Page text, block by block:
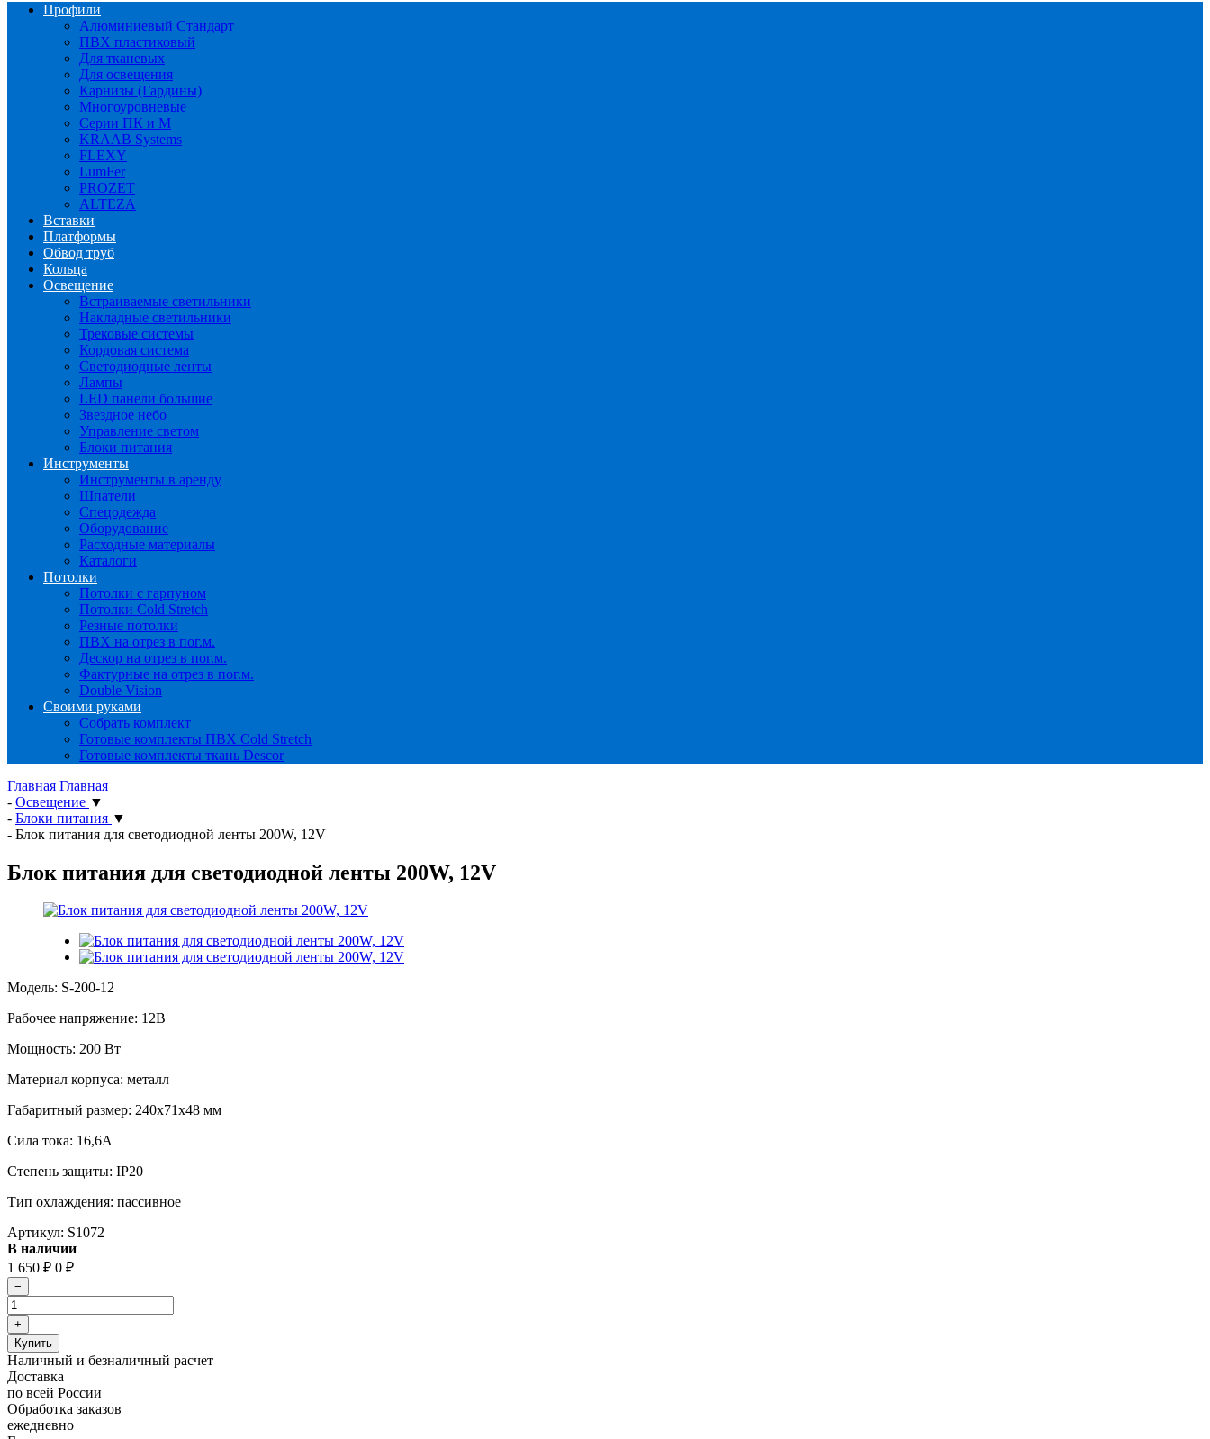
Профили
Алюминиевый Стандарт
ПВХ пластиковый
Для тканевых
Для освещения
Карнизы (Гардины)
Многоуровневые
Серии ПК и М
KRAAB Systems
FLEXY
LumFer
PROZET
ALTEZA
Вставки
Платформы
Обвод труб
Кольца
Освещение
Встраиваемые светильники
Накладные светильники
Трековые системы
Кордовая система
Светодиодные ленты
Лампы
LED панели большие
Звездное небо
Управление светом
Блоки питания
Инструменты
Инструменты в аренду
Шпатели
Спецодежда
Оборудование
Расходные материалы
Каталоги
Потолки
Потолки с гарпуном
Потолки Cold Stretch
Резные потолки
ПВХ на отрез в пог.м.
Дескор на отрез в пог.м.
Фактурные на отрез в пог.м.
Double Vision
Своими руками
Собрать комплект
Готовые комплекты ПВХ Cold Stretch
Готовые комплекты ткань Descor
Главная Главная
- Освещение ▼
- Блоки питания ▼
- Блок питания для светодиодной ленты 200W, 12V
Блок питания для светодиодной ленты 200W, 12V
Модель: S-200-12
Рабочее напряжение: 12В
Мощность: 200 Вт
Материал корпуса: металл
Габаритный размер: 240х71х48 мм
Сила тока: 16,6A
Степень защиты: IP20
Тип охлаждения: пассивное
Артикул: S1072
В наличии
1 650 ₽ 0 ₽
Наличный и безналичный расчет
Доставка
по всей России
Обработка заказов
ежедневно